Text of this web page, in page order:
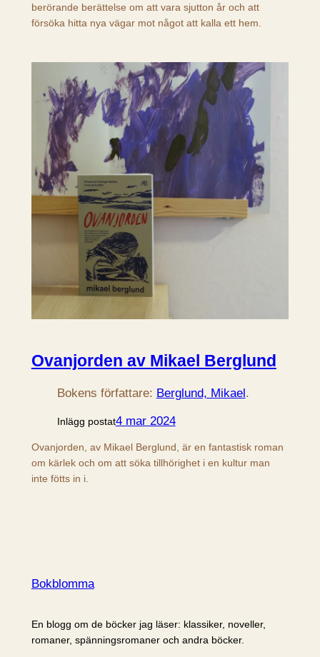
berörande berättelse om att vara sjutton år och att
försöka hitta nya vägar mot något att kalla ett hem.
Ovanjorden av Mikael Berglund
Bokens författare: Berglund, Mikael .
Inlägg postat4 mar 2024
Ovanjorden, av Mikael Berglund, är en fantastisk roman
om kärlek och om att söka tillhörighet i en kultur man
inte fötts in i.
Bokblomma
En blogg om de böcker jag läser: klassiker, noveller,
romaner, spänningsromaner och andra böcker.